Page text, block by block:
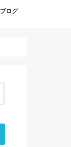
ブログ